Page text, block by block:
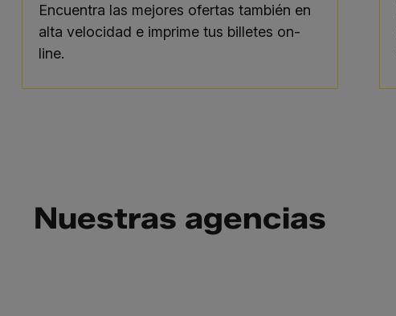
Encuentra las mejores ofertas también en
alta velocidad e imprime tus billetes on-
line.
Nuestras agencias